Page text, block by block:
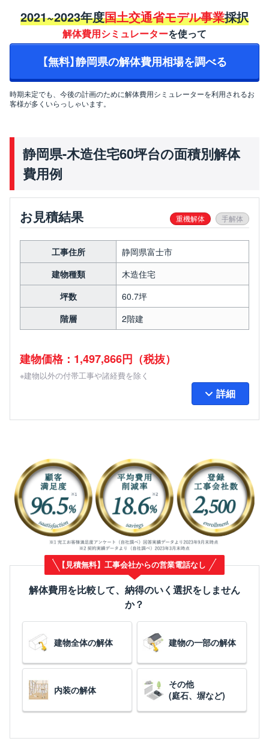
2021~2023年度国土交通省モデル事業採択
解体費用シミュレーターを使って
【無料】静岡県の解体費用相場を調べる
時期未定でも、今後の計画のために解体費用シミュレーターを利用されるお
客様が多くいらっしゃいます。
静岡県-木造住宅60坪台の面積別解体
費用例
お見積結果 重機解体 手解体
工事住所
静岡県富士市
建物種類
木造住宅
坪数
60.7坪
階層
2階建
建物価格：1,497,866円（税抜）
※建物以外の付帯工事や諸経費を除く
詳細
【見積無料】工事会社からの営業電話なし
解体費用を比較して、納得のいく選択をしません
か？
建物全体の解体 建物の一部の解体
内装の解体
その他
(庭石、塀など)